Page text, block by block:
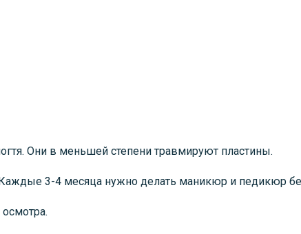
Они в меньшей степени травмируют пластины.
3-4 месяца нужно делать маникюр и педикюр